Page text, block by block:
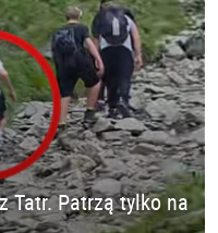
Tatr. Patrzą tylko na